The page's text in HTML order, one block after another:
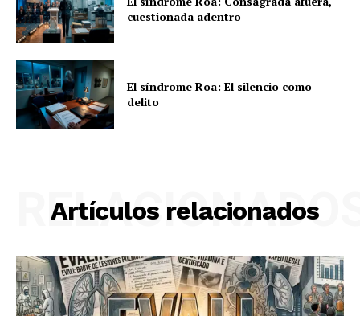
cuestionada adentro
El síndrome Roa: El silencio como
delito
Artículos relacionados